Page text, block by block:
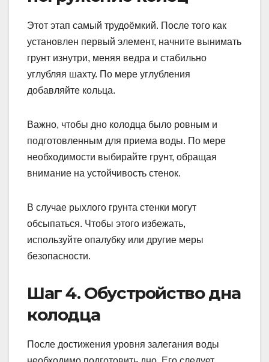
Этот этап самый трудоёмкий. После того как
установлен первый элемент, начните вынимать
грунт изнутри, меняя ведра и стабильно
углубляя шахту. По мере углубления
добавляйте кольца.
Важно, чтобы дно колодца было ровным и
подготовленным для приема воды. По мере
необходимости выбирайте грунт, обращая
внимание на устойчивость стенок.
В случае рыхлого грунта стенки могут
обсыпаться. Чтобы этого избежать,
используйте опалубку или другие меры
безопасности.
Шаг 4. Обустройство дна
колодца
После достижения уровня залегания воды